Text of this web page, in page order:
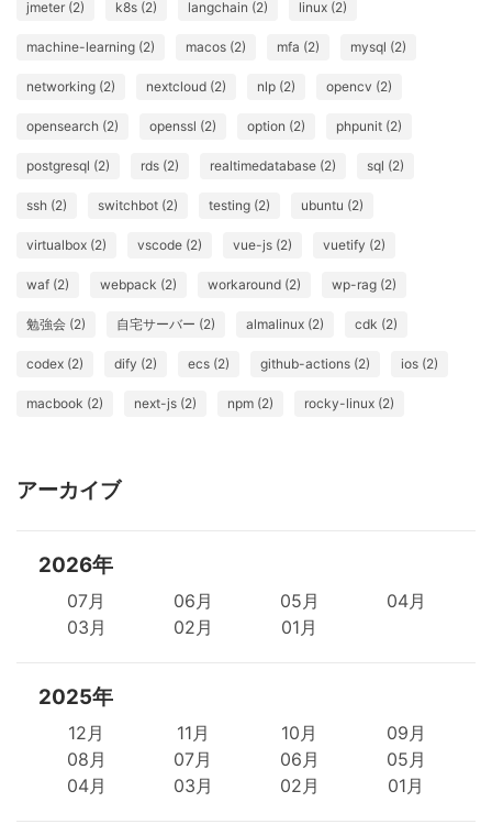
jmeter (2) k8s (2) langchain (2) linux (2)
machine-learning (2) macos (2) mfa (2) mysql (2)
networking (2) nextcloud (2) nlp (2) opencv (2)
opensearch (2) openssl (2) option (2) phpunit (2)
postgresql (2) rds (2) realtimedatabase (2) sql (2)
ssh (2) switchbot (2) testing (2) ubuntu (2)
virtualbox (2) vscode (2) vue-js (2) vuetify (2)
waf (2) webpack (2) workaround (2) wp-rag (2)
勉強会 (2) 自宅サーバー (2) almalinux (2) cdk (2)
codex (2) dify (2) ecs (2) github-actions (2) ios (2)
macbook (2) next-js (2) npm (2) rocky-linux (2)
アーカイブ
2026年
07月 06月 05月
04月
03月
02月 01月
2025年
12月 11月 10月
09月
08月
07月 06月
05月
04月
03月 02月 01月